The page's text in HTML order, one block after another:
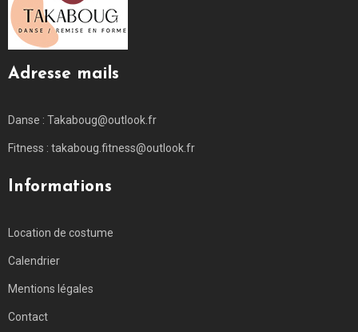
Adresse mails
Danse : Takaboug@outlook.fr
Fitness : takaboug.fitness@outlook.fr
Informations
Location de costume
Calendrier
Mentions légales
Contact